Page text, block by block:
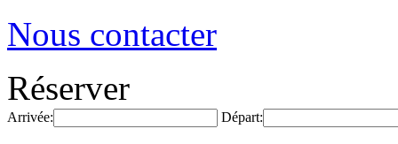
Nous contacter
Réserver
Arrivée: Départ: